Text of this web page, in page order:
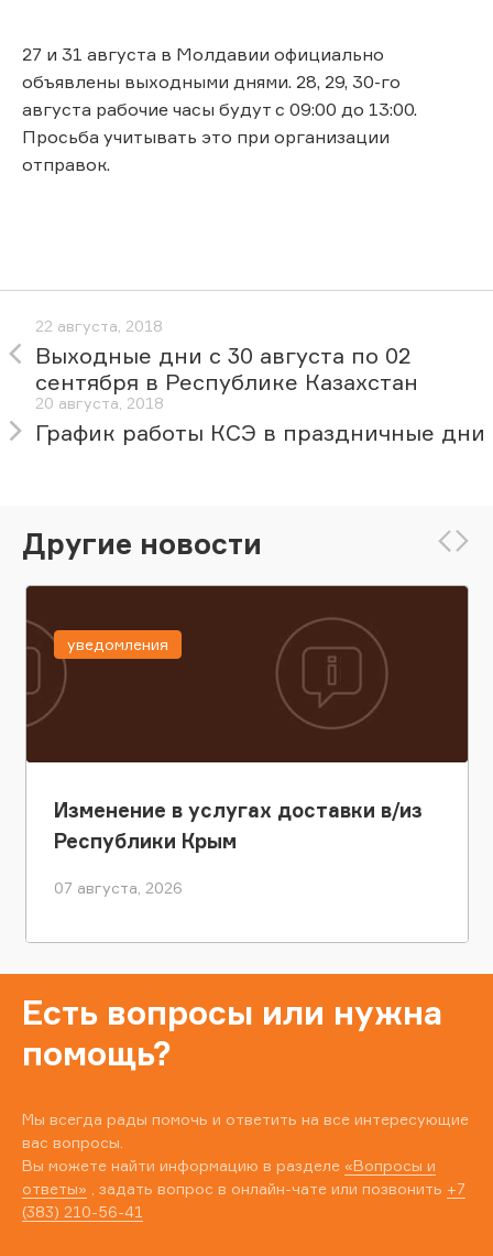
27 и 31 августа в Молдавии официально
объявлены выходными днями. 28, 29, 30-го
августа рабочие часы будут с 09:00 до 13:00.
Просьба учитывать это при организации
отправок.
22 августа, 2018
Выходные дни с 30 августа по 02
сентября в Республике Казахстан
20 августа, 2018
График работы КСЭ в праздничные дни
Другие новости
Изменение в услугах доставки в/из
Республики Крым
07 августа, 2026
уведомления
Есть вопросы или нужна
помощь?
Мы всегда рады помочь и ответить на все интересующие
вас вопросы.
Вы можете найти информацию в разделе «Вопросы и
ответы» , задать вопрос в онлайн-чате или позвонить +7
(383) 210-56-41